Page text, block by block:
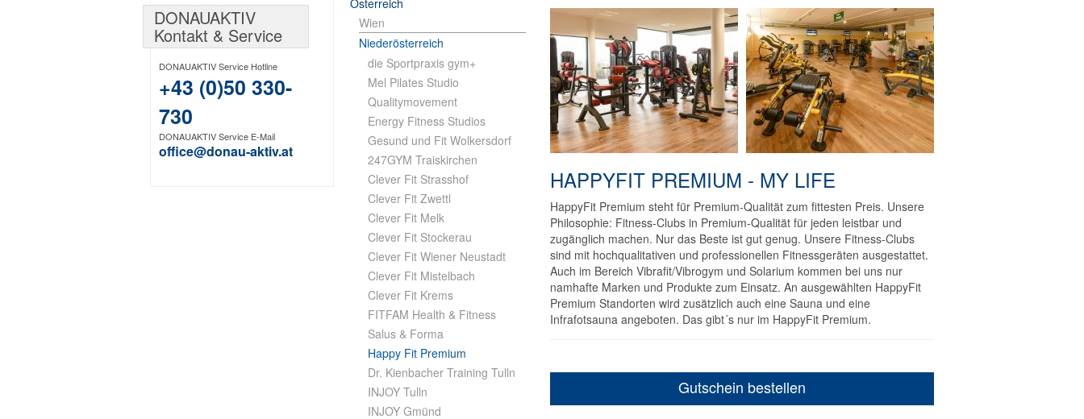
Österreich
Wien
Niederösterreich
die Sportpraxis gym+
Mel Pilates Studio
Qualitymovement
Energy Fitness Studios
Gesund und Fit Wolkersdorf
247GYM Traiskirchen
Clever Fit Strasshof
Clever Fit Zwettl
Clever Fit Melk
Clever Fit Stockerau
Clever Fit Wiener Neustadt
Clever Fit Mistelbach
Clever Fit Krems
FITFAM Health & Fitness
Salus & Forma
Happy Fit Premium
Dr. Kienbacher Training Tulln
INJOY Tulln
INJOY Gmünd
HAPPYFIT PREMIUM - MY LIFE
HappyFit Premium steht für Premium-Qualität zum fittesten Preis. Unsere
Philosophie: Fitness-Clubs in Premium-Qualität für jeden leistbar und
zugänglich machen. Nur das Beste ist gut genug. Unsere Fitness-Clubs
sind mit hochqualitativen und professionellen Fitnessgeräten ausgestattet.
Auch im Bereich Vibrafit/Vibrogym und Solarium kommen bei uns nur
namhafte Marken und Produkte zum Einsatz. An ausgewählten HappyFit
Premium Standorten wird zusätzlich auch eine Sauna und eine
Infrafotsauna angeboten. Das gibt´s nur im HappyFit Premium.
Gutschein bestellen
DONAUAKTIV
Kontakt & Service
DONAUAKTIV Service Hotline
+43 (0)50 330-
730
DONAUAKTIV Service E-Mail
office@donau-aktiv.at